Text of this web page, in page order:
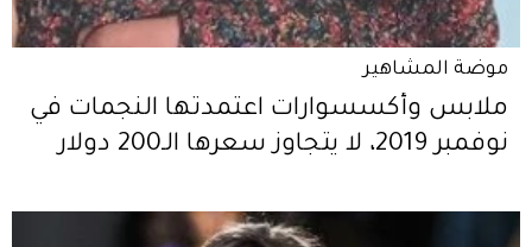
موضة المشاهير
ملابس وأكسسوارات اعتمدتها النجمات في
نوفمبر 2019، لا يتجاوز سعرها الـ200 دولار